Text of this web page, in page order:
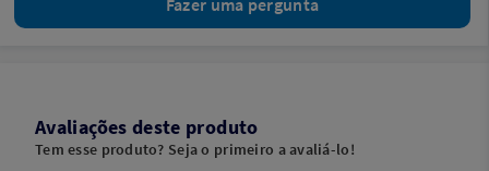
Avaliações deste produto
Tem esse produto? Seja o primeiro a avaliá-lo!